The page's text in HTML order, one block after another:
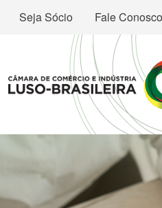
Seja Sócio Fale Conosco